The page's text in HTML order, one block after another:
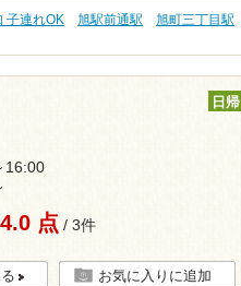
子連れOK 旭駅前通駅 旭町三丁目駅
日
16:00
4.0 点 / 3件
お気に入りに追加